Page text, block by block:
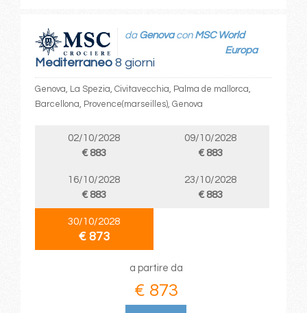
Mediterraneo8 giorni
da Genovacon MSC World
Europa
Genova, La Spezia, Civitavecchia, Palma de mallorca,
Barcellona, Provence(marseilles), Genova
02/10/2028
€ 883
09/10/2028
€ 883
16/10/2028
€ 883
23/10/2028
€ 883
30/10/2028
€ 873
a partire da
€ 873